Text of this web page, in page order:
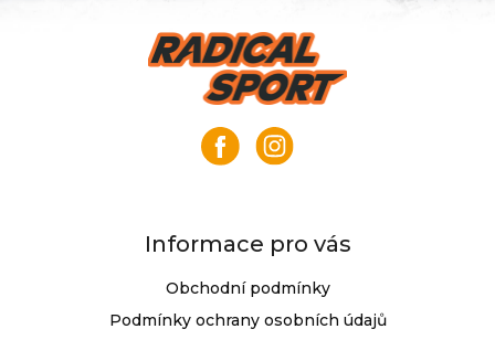
Informace pro vás
Obchodní podmínky
Podmínky ochrany osobních údajů